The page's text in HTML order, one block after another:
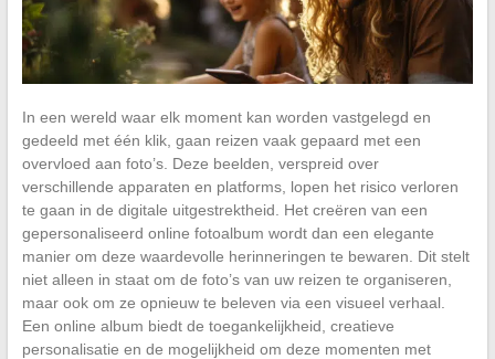
In een wereld waar elk moment kan worden vastgelegd en
gedeeld met één klik, gaan reizen vaak gepaard met een
overvloed aan foto’s. Deze beelden, verspreid over
verschillende apparaten en platforms, lopen het risico verloren
te gaan in de digitale uitgestrektheid. Het creëren van een
gepersonaliseerd online fotoalbum wordt dan een elegante
manier om deze waardevolle herinneringen te bewaren. Dit stelt
niet alleen in staat om de foto’s van uw reizen te organiseren,
maar ook om ze opnieuw te beleven via een visueel verhaal.
Een online album biedt de toegankelijkheid, creatieve
personalisatie en de mogelijkheid om deze momenten met